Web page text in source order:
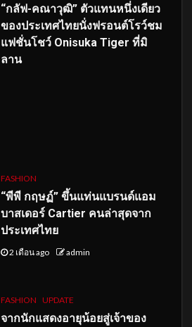
“กลัฟ-คณาวุฒิ” ตัวแทนหนึ่งเดียว
ของประเทศไทยนั่งฟรอนต์โรว์ชม
แฟชั่นโชว์ Onisuka Tiger ที่มิ
ลาน
FASHION
“พีพี กฤษฏ์” ขึ้นแท่นแบรนด์แอม
บาสเดอร์ Cartier คนล่าสุดจาก
ประเทศไทย
2 เดือน ago admin
FASHION UPDATE
จากนักแสดงอายุน้อยสู่เจ้าของ